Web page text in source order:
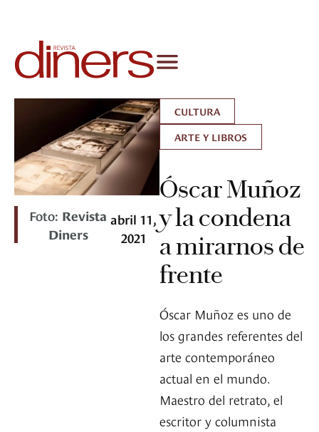
Foto: Revista
Diners
abril 11,
2021
CULTURA
ARTE Y LIBROS
Óscar Muñoz
y la condena
a mirarnos de
frente
Óscar Muñoz es uno de
los grandes referentes del
arte contemporáneo
actual en el mundo.
Maestro del retrato, el
escritor y columnista